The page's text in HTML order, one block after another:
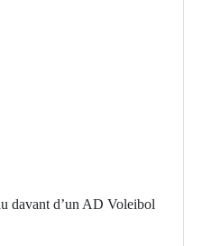
davant d’un AD Voleibol